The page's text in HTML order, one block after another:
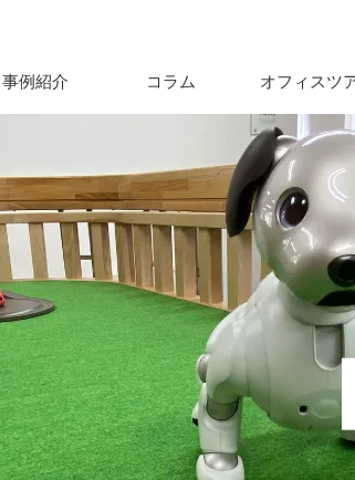
テレワーク導入支援
事例紹介 コラム オフィスツ